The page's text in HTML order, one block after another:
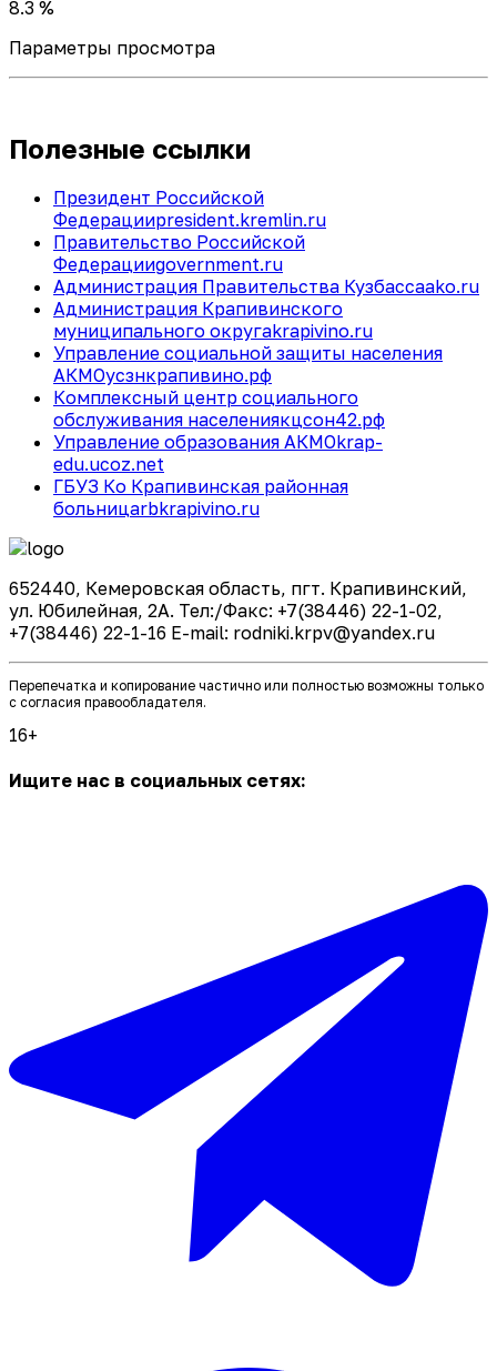
8.3 %
Параметры просмотра
Полезные ссылки
Президент Российской
Федерацииpresident.kremlin.ru
Правительство Российской
Федерацииgovernment.ru
Администрация Правительства Кузбассаako.ru
Администрация Крапивинского
муниципального округаkrapivino.ru
Управление социальной защиты населения
АКМОусзнкрапивино.рф
Комплексный центр социального
обслуживания населениякцсон42.рф
Управление образования АКМОkrap-
edu.ucoz.net
ГБУЗ Ко Крапивинская районная
больницаrbkrapivino.ru
652440, Кемеровская область, пгт. Крапивинский,
ул. Юбилейная, 2А. Тел:/Факс: +7(38446) 22-1-02,
+7(38446) 22-1-16 E-mail: rodniki.krpv@yandex.ru
Перепечатка и копирование частично или полностью возможны только
с согласия правообладателя.
16+
Ищите нас в социальных сетях: